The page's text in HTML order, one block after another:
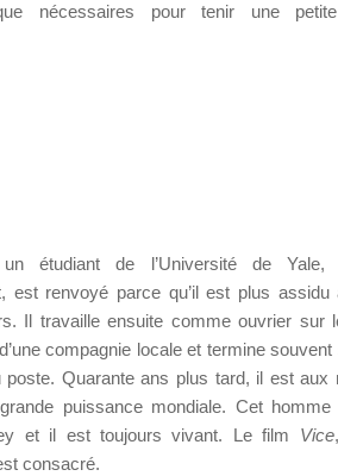
nécessaires pour tenir une
étudiant de l’Université de
est renvoyé parce qu’il est plus assidu
Il travaille ensuite comme ouvrier sur
compagnie locale et termine
poste. Quarante ans plus tard, il est aux
puissance mondiale. Cet homme
et il est toujours vivant. Le film Vice
consacré.